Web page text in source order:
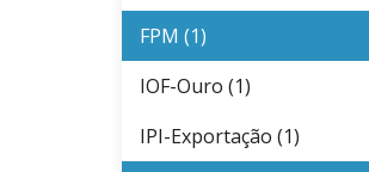
FPM (1)
IOF-Ouro (1)
IPI-Exportação (1)